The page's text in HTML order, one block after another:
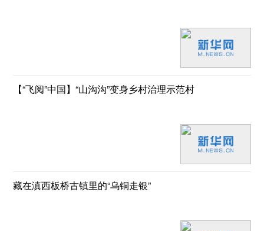
【“飞阅”中国】“山沟沟”变身乡村治理示范村
藏在滇西板桥古镇里的“乌铜走银”